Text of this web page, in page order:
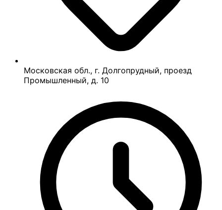
Московская обл., г. Долгопрудный, проезд
Промышленный, д. 10